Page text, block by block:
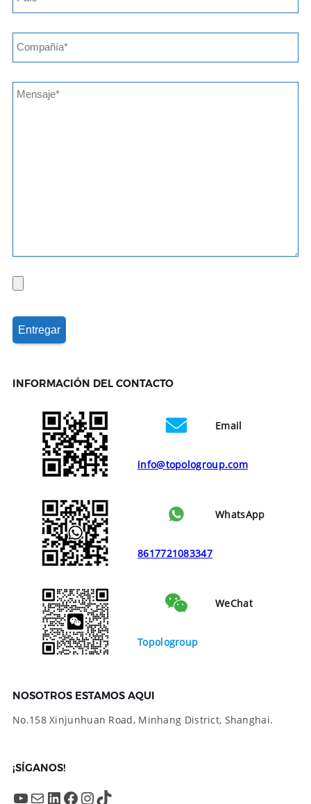
INFORMACIÓN DEL CONTACTO
Email
info@topologroup.com
WhatsApp
8617721083347
WeChat
Topologroup
NOSOTROS ESTAMOS AQUI
No.158 Xinjunhuan Road, Minhang District, Shanghai.
¡SÍGANOS!
YouTube Mail LinkedIn Facebook InstagramTikTok